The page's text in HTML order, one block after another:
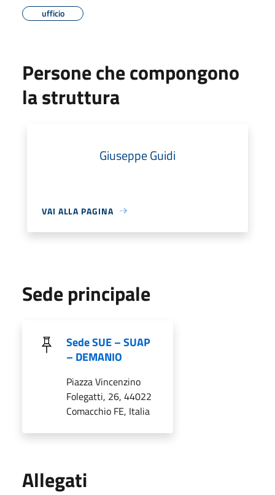
ufficio
Persone che compongono
la struttura
Giuseppe Guidi
VAI ALLA PAGINA
Sede principale
Sede SUE – SUAP
– DEMANIO
Piazza Vincenzino
Folegatti, 26, 44022
Comacchio FE, Italia
Allegati